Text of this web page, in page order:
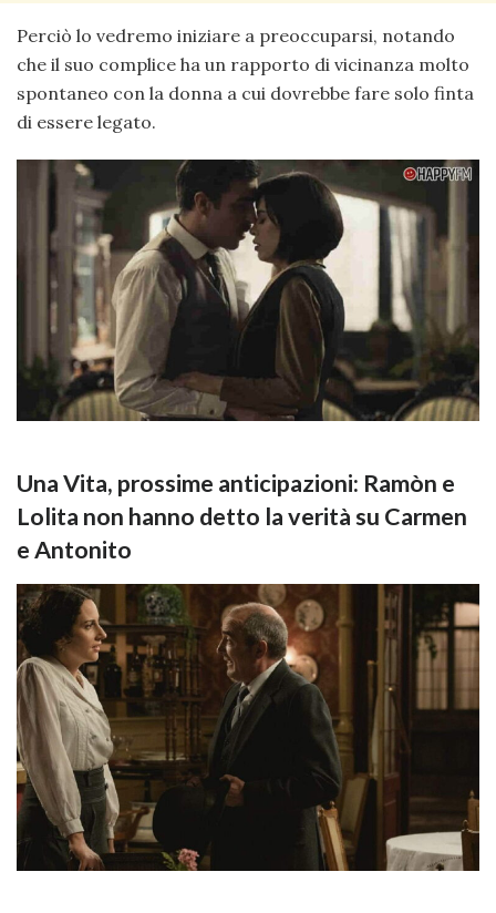
Perciò lo vedremo iniziare a preoccuparsi, notando
che il suo complice ha un rapporto di vicinanza molto
spontaneo con la donna a cui dovrebbe fare solo finta
di essere legato.
Una Vita, prossime anticipazioni: Ramòn e
Lolita non hanno detto la verità su Carmen
e Antonito